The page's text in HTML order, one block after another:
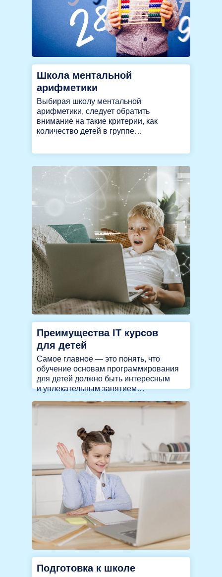
Школа ментальной
арифметики
Выбирая школу ментальной
арифметики, следует обратить
внимание на такие критерии, как
количество детей в группе…
Преимущества IT курсов
для детей
Самое главное — это понять, что
обучение основам программирования
для детей должно быть интересным
и увлекательным занятием…
Подготовка к школе